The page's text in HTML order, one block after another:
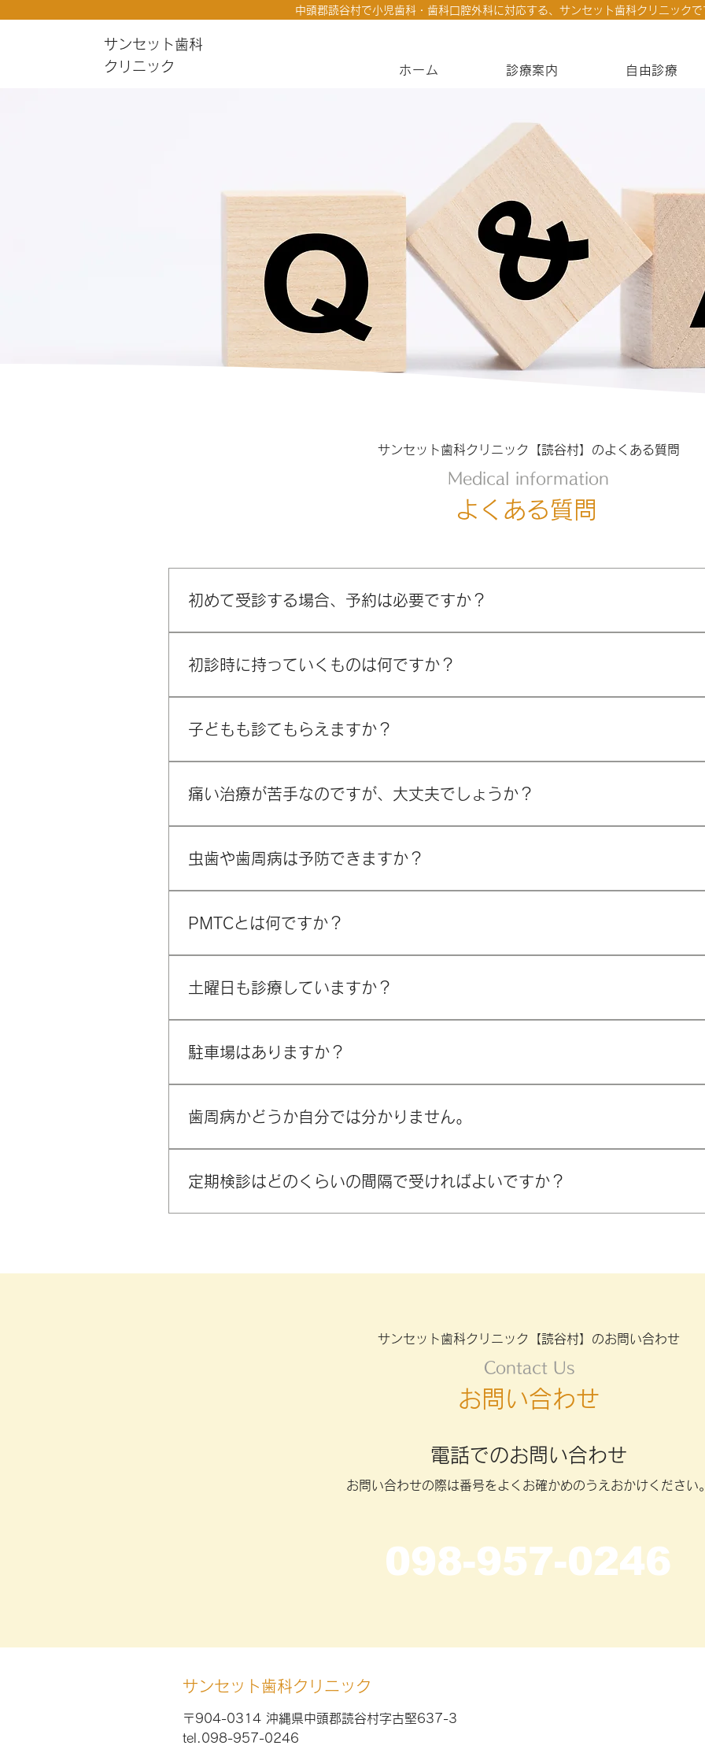
中頭郡読谷村で小児歯科・歯科口腔外科に対応する、サンセット歯科クリニックで
サンセット歯科
クリニック
ホーム 診療案内 自由診療
サンセット歯科クリニック【読谷村】の​よくある質問
Medical information
​よくある質問
初めて受診する場合、予約は必要ですか？
初診時に持っていくものは何ですか？
れ歯が外れている場合は、それも一緒にお持ちください。
子どもも診てもらえますか？
歯みがき指導も行っていますので、ご安心ください。
痛い治療が苦手なのですが、大丈夫でしょうか？
せて丁寧に治療を進めます。ご不安な点は遠慮なくご相談ください。
虫歯や歯周病は予防できますか？
再発防止に力を入れています。
PMTCとは何ですか？
は落としきれない汚れを除去し、虫歯や歯周病の予防につながります。
土曜日も診療していますか？
駐車場はありますか？
歯周病かどうか自分では分かりません。
があれば、早めの受診をおすすめします。 [sunset-shi...omitan.com]
定期検診はどのくらいの間隔で受ければよいですか？
サンセット歯科クリニック【読谷村】のお問い合わせ
Contact Us
お問い合わせ
​電話でのお問い合わせ
お問い合わせの際は番号をよくお確かめのうえおかけください。
098-957-0246
サンセット歯科クリニック
〒904-0314 沖縄県中頭郡読谷村字古堅637-3
tel.098-957-0246